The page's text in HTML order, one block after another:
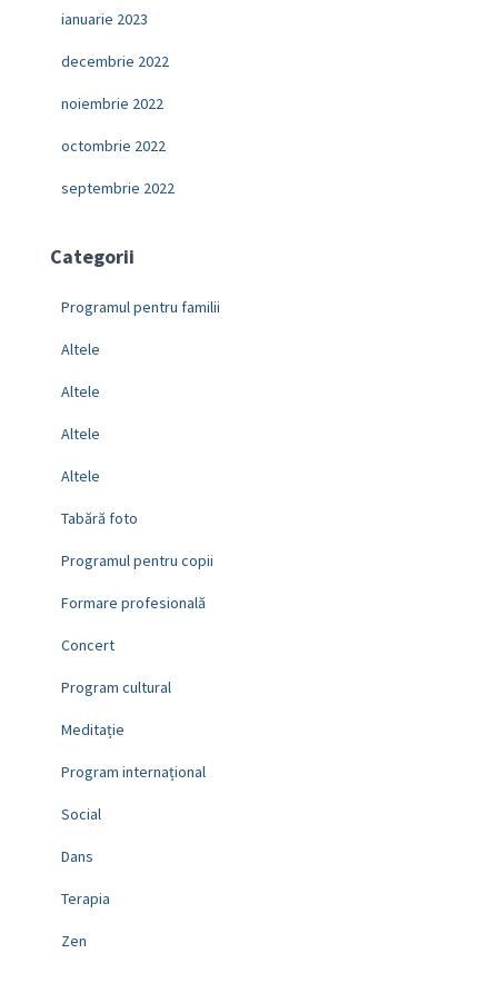
ianuarie 2023
decembrie 2022
noiembrie 2022
octombrie 2022
septembrie 2022
Categorii
Programul pentru familii
Altele
Altele
Altele
Altele
Tabără foto
Programul pentru copii
Formare profesională
Concert
Program cultural
Meditație
Program internațional
Social
Dans
Terapia
Zen